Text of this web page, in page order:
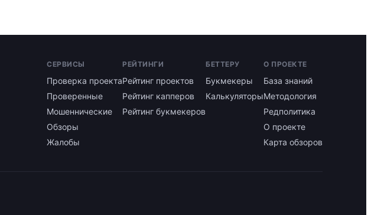
СЕРВИСЫ
Проверка проекта
Проверенные
Мошеннические
Обзоры
Жалобы
РЕЙТИНГИ
Рейтинг проектов
Рейтинг капперов
Рейтинг букмекеров
БЕТТЕРУ
Букмекеры
Калькуляторы
О ПРОЕКТЕ
База знаний
Методология
Редполитика
О проекте
Карта обзоров